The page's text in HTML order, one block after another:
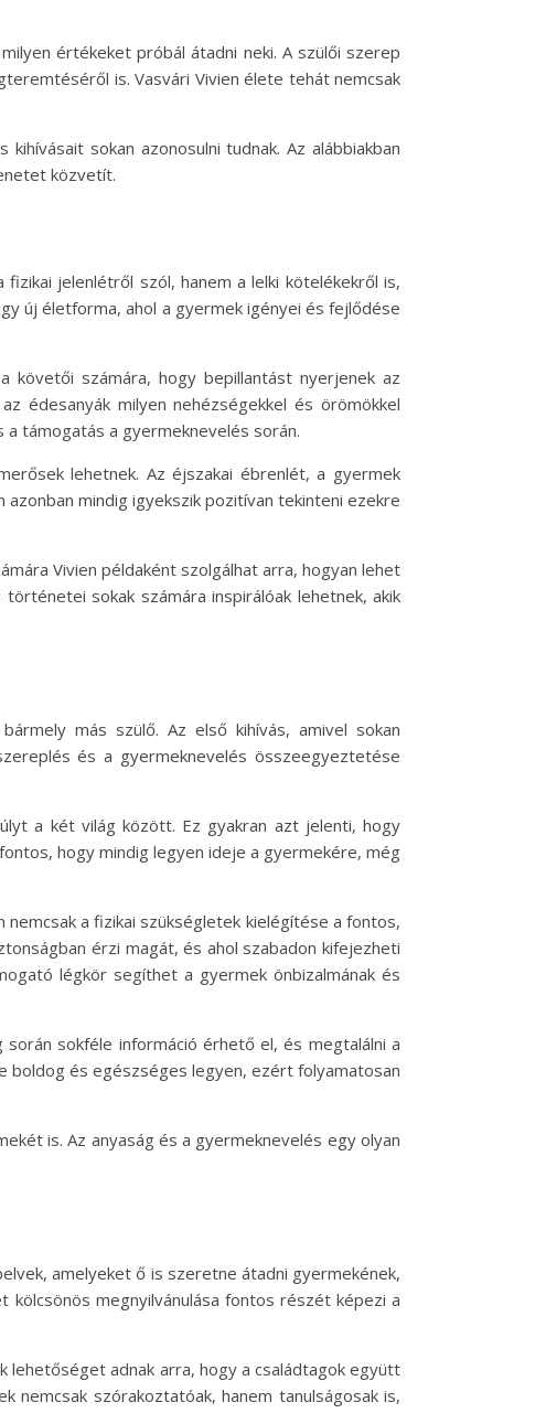
értékeket próbál átadni neki. A szülői szerep
is. Vasvári Vivien élete tehát nemcsak
sokan azonosulni tudnak. Az alábbiakban
közvetít.
jelenlétről szól, hanem a lelki kötelékekről is,
új életforma, ahol a gyermek igényei és fejlődése
követői számára, hogy bepillantást nyerjenek az
édesanyák milyen nehézségekkel és örömökkel
a támogatás a gyermeknevelés során.
lehetnek. Az éjszakai ébrenlét, a gyermek
mindig igyekszik pozitívan tekinteni ezekre
Vivien példaként szolgálhat arra, hogyan lehet
sokak számára inspirálóak lehetnek, akik
más szülő. Az első kihívás, amivel sokan
és a gyermeknevelés összeegyeztetése
a két világ között. Ez gyakran azt jelenti, hogy
hogy mindig legyen ideje a gyermekére, még
a fizikai szükségletek kielégítése a fontos,
érzi magát, és ahol szabadon kifejezheti
légkör segíthet a gyermek önbizalmának és
során sokféle információ érhető el, és megtalálni a
boldog és egészséges legyen, ezért folyamatosan
is. Az anyaság és a gyermeknevelés egy olyan
amelyeket ő is szeretne átadni gyermekének,
megnyilvánulása fontos részét képezi a
lehetőséget adnak arra, hogy a családtagok együtt
nemcsak szórakoztatóak, hanem tanulságosak is,